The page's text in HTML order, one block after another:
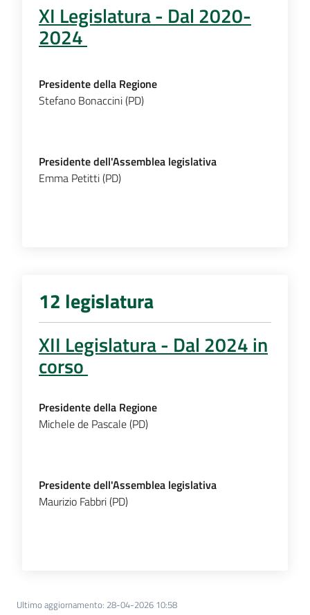
XI Legislatura - Dal 2020-
2024
Presidente della Regione
Stefano Bonaccini (PD)
Presidente dell'Assemblea legislativa
Emma Petitti (PD)
12 legislatura
XII Legislatura - Dal 2024 in
corso
Presidente della Regione
Michele de Pascale (PD)
Presidente dell'Assemblea legislativa
Maurizio Fabbri (PD)
Ultimo aggiornamento: 28-04-2026 10:58